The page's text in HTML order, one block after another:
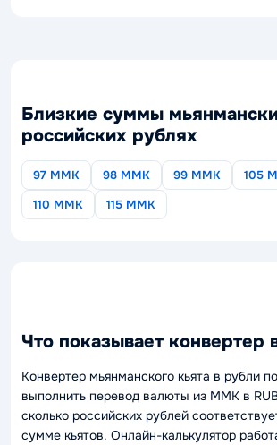
Близкие суммы
российских рублях
97 MMK 98 MMK 99 MMK
105
110 MMK
115 MMK
Что показывает конвертер
Конвертер мьянманского кьята в рубли
выполнить перевод валюты из MMK в
сколько российских рублей
сумме кьятов. Онлайн-калькулятор